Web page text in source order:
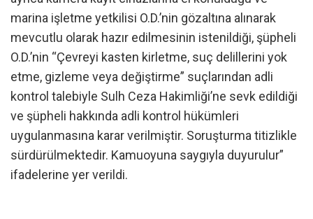
marina işletme yetkilisi O.D.’nin gözaltına alınarak
mevcutlu olarak hazır edilmesinin istenildiği, şüpheli
O.D.’nin “Çevreyi kasten kirletme, suç delillerini yok
etme, gizleme veya değiştirme” suçlarından adli
kontrol talebiyle Sulh Ceza Hakimliği’ne sevk edildiği
ve şüpheli hakkında adli kontrol hükümleri
uygulanmasına karar verilmiştir. Soruşturma titizlikle
sürdürülmektedir. Kamuoyuna saygıyla duyurulur”
ifadelerine yer verildi.